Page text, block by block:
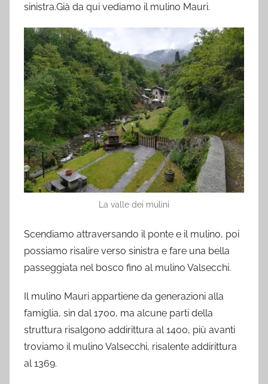
sinistra.Già da qui vediamo il mulino Mauri.
La valle dei mulini
Scendiamo attraversando il ponte e il mulino, poi
possiamo risalire verso sinistra e fare una bella
passeggiata nel bosco fino al mulino Valsecchi.
Il mulino Mauri appartiene da generazioni alla
famiglia, sin dal 1700, ma alcune parti della
struttura risalgono addirittura al 1400, più avanti
troviamo il mulino Valsecchi, risalente addirittura
al 1369.